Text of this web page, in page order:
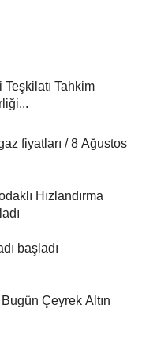
Tahkim
fiyatları / 8 Ağustos
Hızlandırma
başladı
Çeyrek Altın